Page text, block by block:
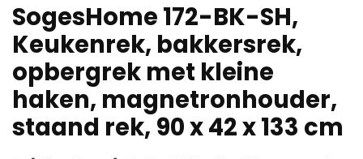
SogesHome 172-BK-SH,
Keukenrek, bakkersrek,
opbergrek met kleine
haken, magnetronhouder,
staand rek, 90 x 42 x 133 cm